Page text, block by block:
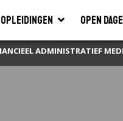
Opleidingen Open
ADMINISTRATIEF